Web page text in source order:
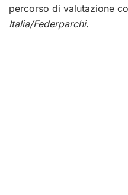
percorso di valutazione
Italia/Federparchi.